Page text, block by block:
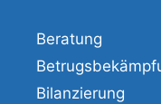
Beratung
Bilanzierung